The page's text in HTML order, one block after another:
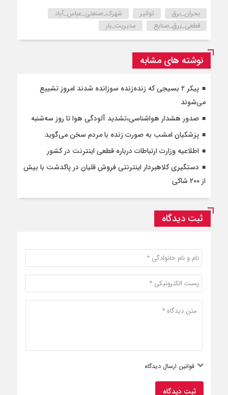
بحران_برق توانیر
شهرک_صنعتی_عباس_آباد
قطعی_برق_صنایع
مدیریت_بار
نوشته های مشابه
پیکر ۲ بسیجی که زنده‌زنده سوزانده شدند امروز تشییع
می‌شوند
صدور هشدار هواشناسی،تشدید آلودگی هوا تا روز سه‌شنبه
پزشکیان امشب به صورت زنده با مردم سخن می‌گوید
اطلاعیه وزارت ارتباطات درباره قطعی اینترنت در کشور
دستگیری کلاهبردار اینترنتی فروش قلیان در پاکدشت با بیش
از ۲۰۰ شاکی
ثبت دیدگاه
قوانین ارسال دیدگاه
ثبت دیدگاه